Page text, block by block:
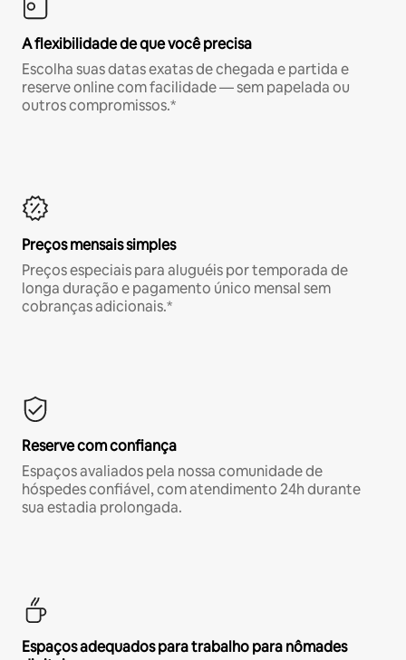
A flexibilidade de que você precisa
Escolha suas datas exatas de chegada e partida e
reserve online com facilidade — sem papelada ou
outros compromissos.*
Preços mensais simples
Preços especiais para aluguéis por temporada de
longa duração e pagamento único mensal sem
cobranças adicionais.*
Reserve com confiança
Espaços avaliados pela nossa comunidade de
hóspedes confiável, com atendimento 24h durante
sua estadia prolongada.
Espaços adequados para trabalho para nômades